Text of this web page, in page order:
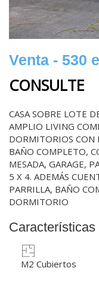
Venta - 530
CONSULTE
CASA SOBRE LOTE
AMPLIO LIVING
DORMITORIOS CON
BAÑO COMPLETO,
MESADA, GARAGE,
5 X 4. ADEMÁS
PARRILLA, BAÑO
DORMITORIO
M2 Cubiertos